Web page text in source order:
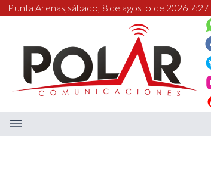
Punta Arenas,sábado, 8 de agosto de 2026 7:27